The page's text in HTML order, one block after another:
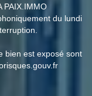
PAIX.IMMO
du lundi
bien est exposé sont